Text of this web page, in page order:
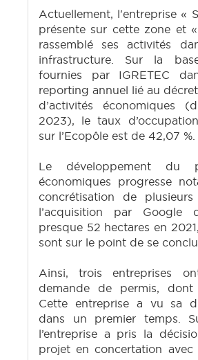
Actuellement, l'entreprise «
présente sur cette zone et
rassemblé ses activités
infrastructure. Sur la
fournies par IGRETEC
reporting annuel lié au
d’activités économiques
2023), le taux
sur l’Ecopôle est de 42,07 %.
Le développement du
économiques progresse
concrétisation de
l’acquisition par Google
presque 52 hectares en
sont sur le point de se
Ainsi, trois entreprises
demande de permis,
Cette entreprise a vu sa
dans un premier temps.
l’entreprise a pris la
projet en concertation avec